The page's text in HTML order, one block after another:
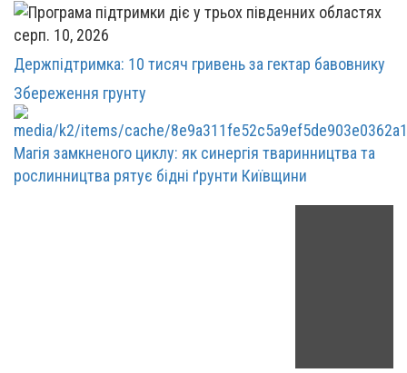
серп. 10, 2026
Держпідтримка: 10 тисяч гривень за гектар бавовнику
Збереження грунту
Магія замкненого циклу: як синергія тваринництва та
рослинництва рятує бідні ґрунти Київщини